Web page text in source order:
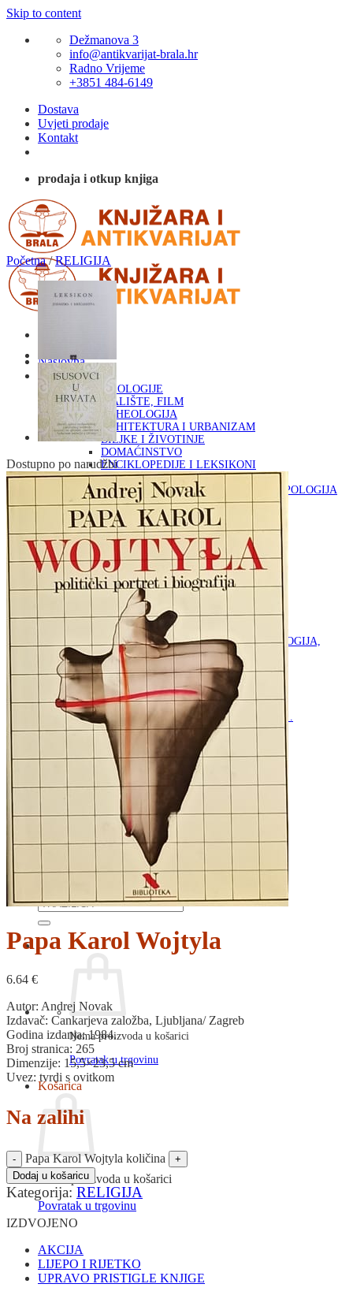
Skip to content
Dežmanova 3
info@antikvarijat-brala.hr
Radno Vrijeme
+3851 484-6149
Dostava
Uvjeti prodaje
Kontakt
prodaja i otkup knjiga
Naslovna
KNJIGE
OD ARHEOLOGIJE
DO KAZALIŠTE, FILM
ARHEOLOGIJA
ARHITEKTURA I URBANIZAM
BILJKE I ŽIVOTINJE
DOMAĆINSTVO
ENCIKLOPEDIJE I LEKSIKONI
ETNOLOGIJA
FILOZOFIJA, SOCIOLOGIJA, ANTROPOLOGIJA
FOTOGRAFIJA
GLAZBENA UMJETNOST
KAZALIŠTE, FILM
OD KNJIŽEVNOST
DO RELIGIJA
KNJIŽEVNOST
LIKOVNA UMJETNOST
LJEKOVITO BILJE I ZDRAVLJE
MITOLOGIJA
POVIJEST I PUBLICISTIKA
PRIRODNE ZNANOSTI
PSIHOLOGIJA, POPULARNA PSIHOLOGIJA,
ALTERNATIVA
RAZNO
RELIGIJA
OD RJEČNIKA
DO ZEMLJOVIDA
RJEČNICI, GRAMATIKE, PRAVOPISI…
ŠAH
SPORT
STRIPOVI
TEHNIČKE ZNANOSTI
TEORIJA I POVIJEST KNJIŽEVNOSTI
VEDUTE
ZAGREB
ZEMLJOVIDI
O nama
Novosti
AKCIJA
Pretraži:
Nema proizvoda u košarici
Povratak u trgovinu
Košarica
Nema proizvoda u košarici
Povratak u trgovinu
Početna / RELIGIJA
Dostupno po narudžbi
Papa Karol Wojtyla
6.64 €
Autor: Andrej Novak
Izdavač: Cankarjeva založba, Ljubljana/ Zagreb
Godina izdanja: 1984.
Broj stranica: 265
Dimenzije: 15,5×23,5 cm
Uvez: tvrdi s ovitkom
Na zalihi
Papa Karol Wojtyla količina
Dodaj u košaricu
Kategorija: RELIGIJA
IZDVOJENO
AKCIJA
LIJEPO I RIJETKO
UPRAVO PRISTIGLE KNJIGE